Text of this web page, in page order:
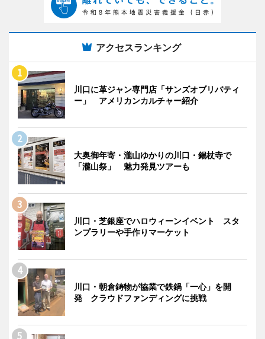
アクセスランキング
川口に革ジャン専門店「サンズオブリバティ
ー」 アメリカンカルチャー紹介
大奥御年寄・瀧山ゆかりの川口・錫杖寺で
「瀧山祭」 魅力発見ツアーも
川口・芝銀座でハロウィーンイベント スタ
ンプラリーや手作りマーケット
川口・朝倉鋳物が協業で鉄鍋「一心」を開
発 クラウドファンディングに挑戦